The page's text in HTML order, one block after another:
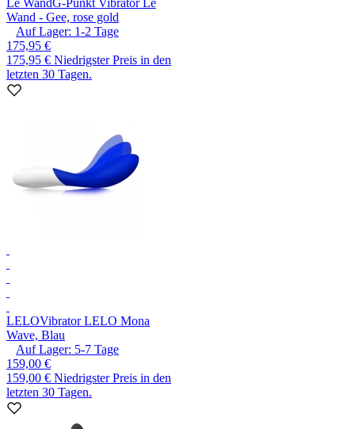
Le WandG-Punkt Vibrator Le
Wand - Gee, rose gold
Auf Lager: 1-2 Tage
175,95 €
175,95 € Niedrigster Preis in den
letzten 30 Tagen.
LELOVibrator LELO Mona
Wave, Blau
Auf Lager: 5-7 Tage
159,00 €
159,00 € Niedrigster Preis in den
letzten 30 Tagen.